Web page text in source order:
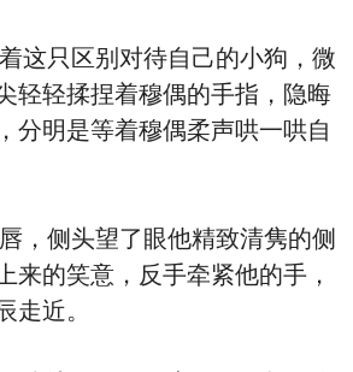
这只区别对待自己的小狗，微
轻轻揉捏着穆偶的手指，隐晦
分明是等着穆偶柔声哄一哄自
，侧头望了眼他精致清隽的侧
来的笑意，反手牵紧他的手，
走近。